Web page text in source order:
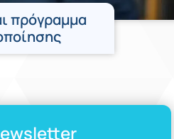
πρόγραμμα